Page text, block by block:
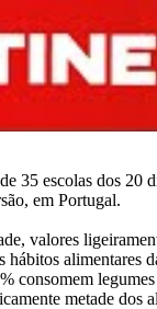
35 escolas dos 20
em Portugal.
valores
alimentares
consomem
metade dos